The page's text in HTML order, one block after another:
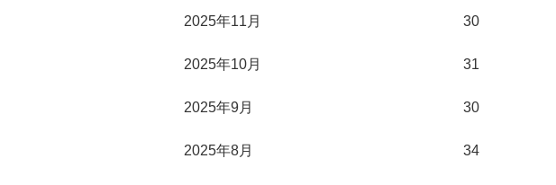
2025年11月 30
2025年10月 31
2025年9月 30
2025年8月 34